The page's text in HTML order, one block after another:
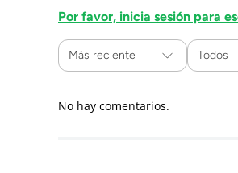
Por favor, inicia sesión para
Más reciente Todos
No hay comentarios.